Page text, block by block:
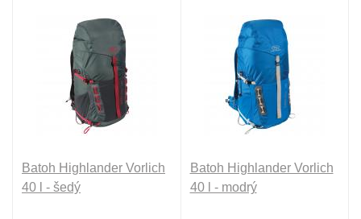
Batoh Highlander Vorlich
40 l - šedý
Batoh Highlander Vorlich
40 l - modrý